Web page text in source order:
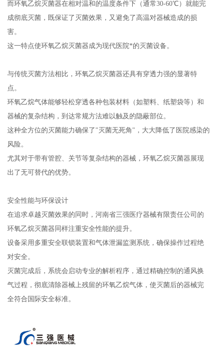
而环氧乙烷灭菌器在相对温和的温度条件下（通常30-60℃）就能完
成彻底灭菌，既保证了灭菌效果，又避免了高温对器械造成的损
害。
这一特点使环氧乙烷灭菌器成为现代医院*的灭菌设备。
与传统灭菌方法相比，环氧乙烷灭菌器还具有穿透力强的显著特
点。
环氧乙烷气体能够轻松穿透各种包装材料（如塑料、纸塑袋等）和
器械的复杂结构，到达常规方法难以触及的隐蔽部位。
这种全方位的灭菌能力确保了"灭菌无死角"，大大降低了医院感染的
风险。
尤其对于带有管腔、关节等复杂结构的器械，环氧乙烷灭菌器展现
出了无可替代的优势。
安全性能与环保设计
在追求卓越灭菌效果的同时，河南省三强医疗器械有限责任公司的
环氧乙烷灭菌器同样注重安全性能的提升。
设备采用多重安全联锁装置和气体泄漏监测系统，确保操作过程绝
对安全。
灭菌完成后，系统会启动专业的解析程序，通过精确控制的通风换
气过程，彻底清除器械上残留的环氧乙烷气体，使灭菌后的器械完
全符合国际安全标准。